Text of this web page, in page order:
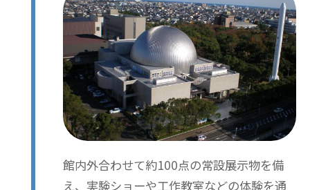
館内外合わせて約100点の常設展示物を備
え、実験ショーや工作教室などの体験を通